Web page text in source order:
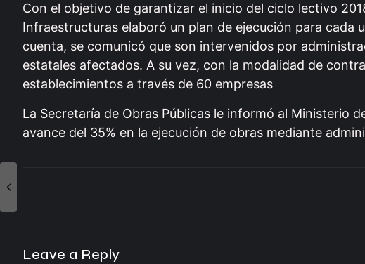
Con el objetivo de garantizar el inicio del ciclo lectivo
Infraestructuras elaboró un plan de ejecución para cada
cuenta, se comunicó que son intervenidos por
estatales afectados. A su vez, con la modalidad de
establecimientos a través de 60 empresas
La Secretaría de Obras Públicas le informó al Ministerio
avance del 35% en la ejecución de obras mediante
Leave a Reply